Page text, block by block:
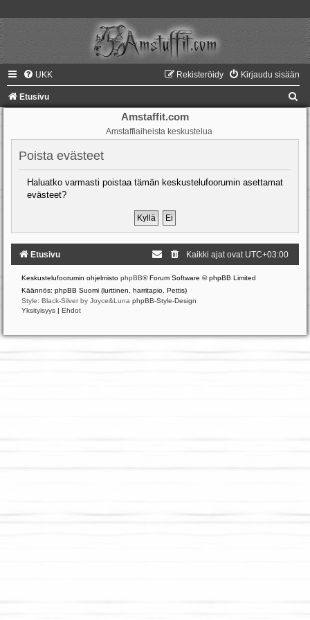
UKK Kirjaudu sisään
Rekisteröidy
Etusivu
Amstaffit.com
Amstaffiaiheista keskustelua
Poista evästeet
Haluatko varmasti poistaa tämän keskustelufoorumin asettamat
evästeet?
Etusivu Kaikki ajat ovat UTC+03:00
Keskustelufoorumin ohjelmisto phpBB® Forum Software © phpBB Limited
Käännös: phpBB Suomi (lurttinen, harritapio, Pettis)
Style: Black-Silver by Joyce&Luna phpBB-Style-Design
Yksityisyys | Ehdot